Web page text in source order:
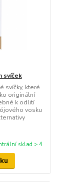
svíček
svíčky, které
originální
k odlití
vosku
sklad > 4